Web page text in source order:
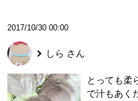
2017/10/30 00:00
しら さん
とっても柔
で汁もあく